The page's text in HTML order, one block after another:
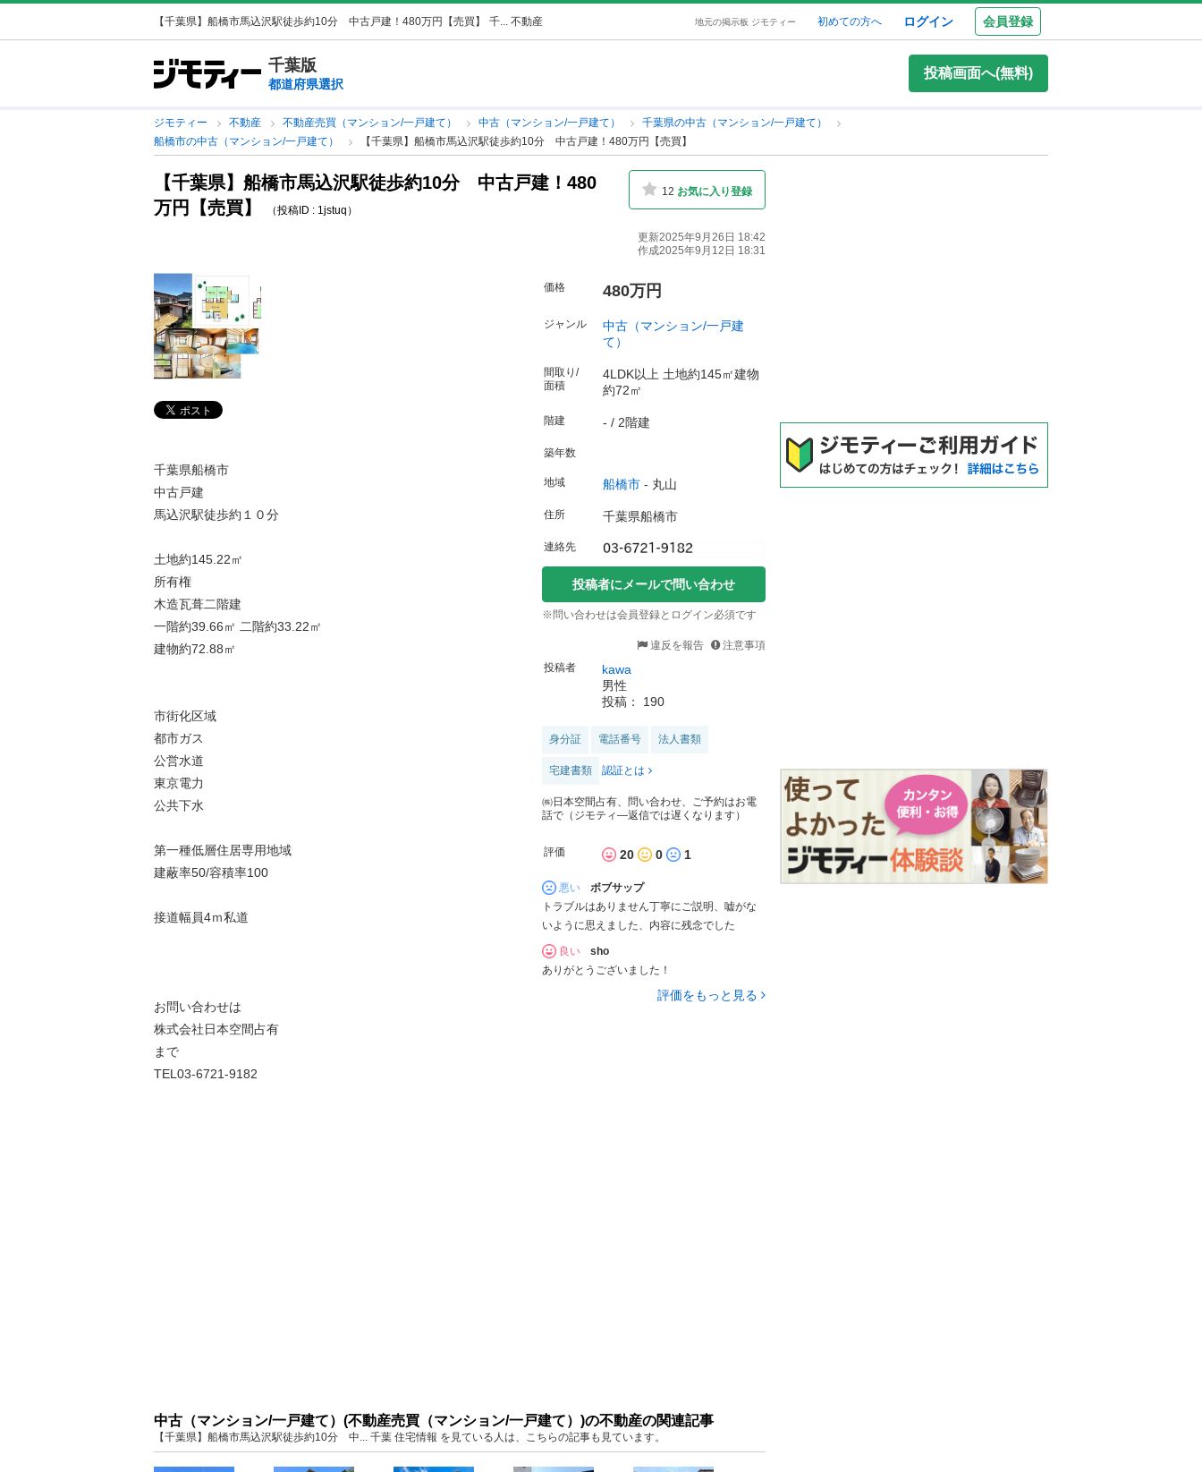
【千葉県】船橋市馬込沢駅徒歩約10分 中古戸建！480万円【売買】 千... 不動産 地元の掲示板 ジモティー 初めての方へ ログイン 会員登録
千葉版
都道府県選択
投稿画面へ(無料)
ジモティー 不動産 不動産売買（マンション/一戸建て） 中古（マンション/一戸建て）
千葉県の中古（マンション/一戸建て）
船橋市の中古（マンション/一戸建て）
【千葉県】船橋市馬込沢駅徒歩約10分 中古戸建！480万円【売買】
【千葉県】船橋市馬込沢駅徒歩約10分 中古戸建！480
万円【売買】
（投稿ID : 1jstuq）
12 お気に入り登録
更新2025年9月26日 18:42
作成2025年9月12日 18:31
千葉県船橋市
中古戸建
馬込沢駅徒歩約１０分
土地約145.22㎡
所有権
木造瓦葺二階建
一階約39.66㎡ 二階約33.22㎡
建物約72.88㎡
市街化区域
都市ガス
公営水道
東京電力
公共下水
第一種低層住居専用地域
建蔽率50/容積率100
接道幅員4ｍ私道
お問い合わせは
株式会社日本空間占有
まで
TEL03-6721-9182
価格 480万円
ジャンル
中古（マンション/一戸建
て）
間取り/
面積
4LDK以上 土地約145㎡建物
約72㎡
階建 - / 2階建
築年数
地域 船橋市 - 丸山
住所 千葉県船橋市
連絡先
投稿者にメールで問い合わせ
※問い合わせは会員登録とログイン必須です
違反を報告
注意事項
投稿者
kawa
男性
投稿： 190
身分証 電話番号 法人書類
宅建書類 認証とは
㈱日本空間占有、問い合わせ、ご予約はお電
話で（ジモティ―返信では遅くなります）
評価 20 0 1
悪い
ボブサップ
トラブルはありません丁寧にご説明、嘘がな
いように思えました、内容に残念でした
良い
sho
ありがとうございました！
評価をもっと見る
中古（マンション/一戸建て）(不動産売買（マンション/一戸建て）)の不動産の関連記事
【千葉県】船橋市馬込沢駅徒歩約10分 中... 千葉 住宅情報 を見ている人は、こちらの記事も見ています。